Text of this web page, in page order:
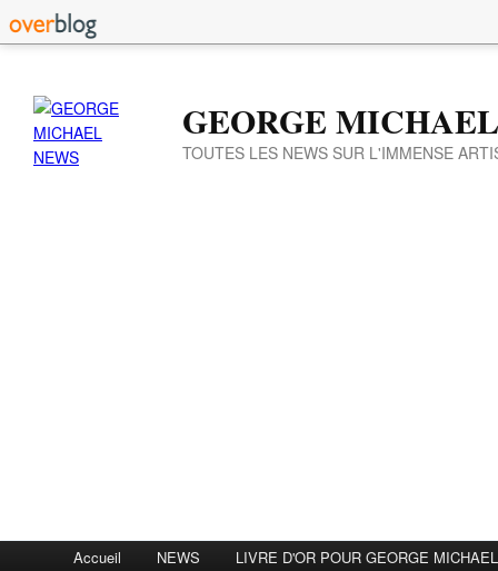
GEORGE
TOUTES LES NEWS SUR L'IMMENSE
Accueil NEWS
LIVRE D'OR POUR GEORGE MICHAEL